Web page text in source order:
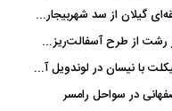
بازدید معاون آب منطقه‌ای گیلان از سد شهربیجار برای تداوم تأمین آب شرب استان
بازدید بامدادی شهردار رشت از طرح آسفالت‌ریزی گسترده در مناطق پنج‌گانه
تصادف مرگبار موتورسیکلت با نیسان در لوندویل آستارا/ انتقال مصدوم با اورژانس هوایی به رشت